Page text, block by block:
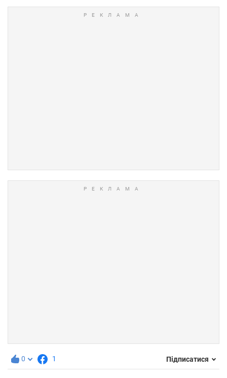
0 1 Підписатися